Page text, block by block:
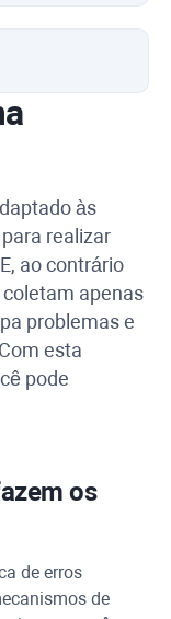
às
realizar
E, ao contrário
apenas
problemas e
Com esta
pode
os
de erros
de